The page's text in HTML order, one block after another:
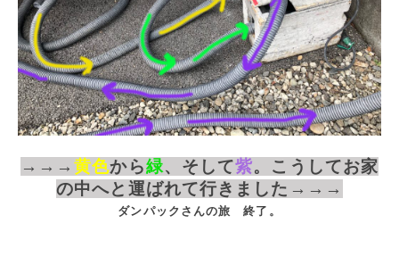
→→→黄色から緑、そして紫。こうしてお家
の中へと運ばれて行きました→→→
ダンパックさんの旅 終了。